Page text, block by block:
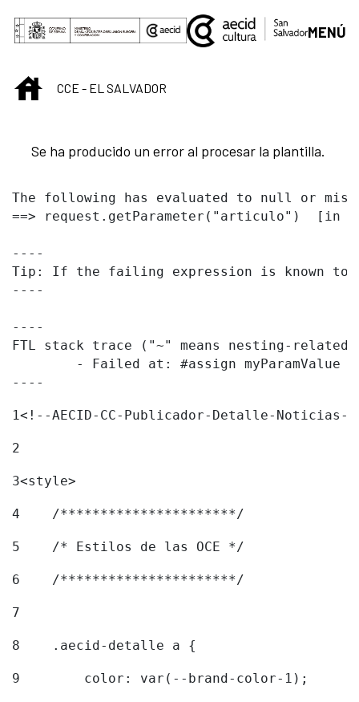
Saltar al contenido principal
MENÚ
INICIOCCE - EL SALVADOR
Se ha producido un error al procesar la plantilla.
The following has evaluated to null or
==> request.getParameter("articulo")  [in
----
Tip: If the failing expression is known to
----
----
FTL stack trace ("~" means nesting-
----
1<!--AECID-CC-Publicador-Detalle-
2
3<style>
4
    /**********************/
5
    /* Estilos de las OCE */
6
    /**********************/
7
8
    .aecid-detalle a {
9
        color: var(--brand-color-1);